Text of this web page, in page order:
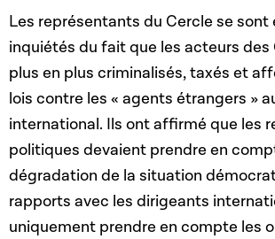
Les représentants du Cercle se
inquiétés du fait que les acteurs des
plus en plus criminalisés, taxés et
lois contre les « agents étrangers »
international. Ils ont affirmé que les
politiques devaient prendre en
dégradation de la situation
rapports avec les dirigeants
uniquement prendre en compte les